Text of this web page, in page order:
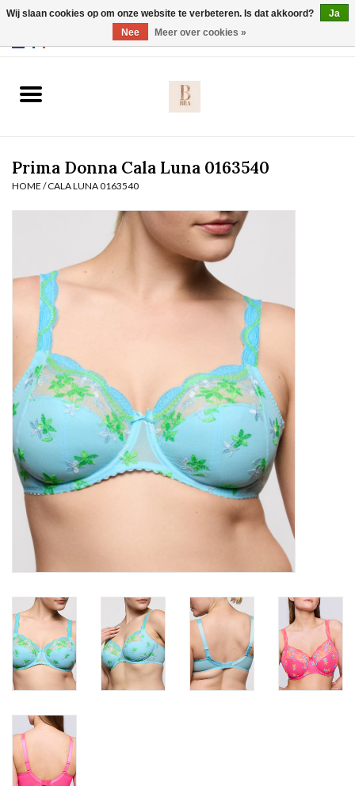
Slip
Body
Solden
Homewear
Badmode
Lingerie-accessoires
Cadeaubonnen
Prima Donna Cala Luna 0163540
HOME /CALA LUNA 0163540
Wij slaan cookies op om onze website te verbeteren. Is dat akkoord?
Ja
Nee
Meer over cookies »
Webshop werkt met EU maten. .